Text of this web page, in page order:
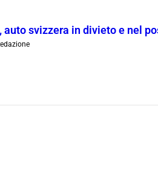
auto svizzera in divieto e nel